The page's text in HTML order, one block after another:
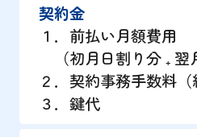
契約金
１．前払い月額費用
（初月日割り分 ₊ 翌
２．契約事務手数料（
３．鍵代